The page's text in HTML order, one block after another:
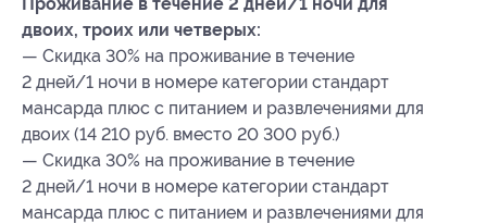
двоих, троих или четверых:
— Скидка 30% на проживание в течение
2 дней/1 ночи в номере категории стандарт
мансарда плюс с питанием и развлечениями для
двоих (14 210 руб. вместо 20 300 руб.)
— Скидка 30% на проживание в течение
2 дней/1 ночи в номере категории стандарт
мансарда плюс с питанием и развлечениями для